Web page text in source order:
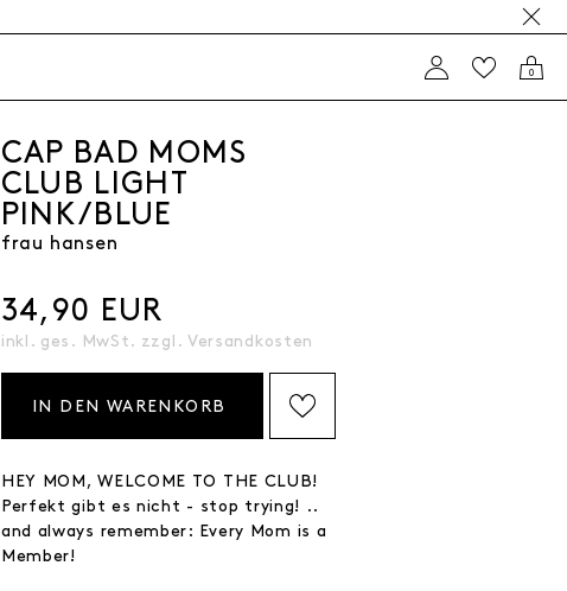
0
CAP BAD MOMS
CLUB LIGHT
PINK/BLUE
frau hansen
34,90 EUR
inkl. ges. MwSt. zzgl. Versandkosten
IN DEN WARENKORB
HEY MOM, WELCOME TO THE CLUB!
Perfekt gibt es nicht - stop trying! ..
and always remember: Every Mom is a
Member!